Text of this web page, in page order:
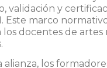
validación y
. Este marco
docentes de
alianza, los